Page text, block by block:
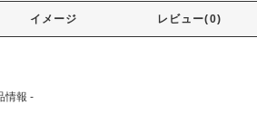
イメージ レビュー(0)
情報 -